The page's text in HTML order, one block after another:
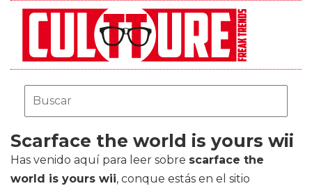
Scarface the world is yours wii
Has venido aquí para leer sobre scarface the
world is yours wii, conque estás en el sitio